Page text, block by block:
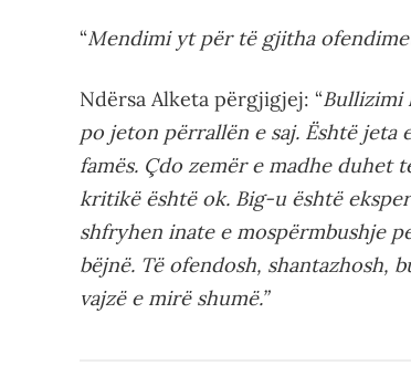
“Mendimi yt për të gjitha
Ndërsa Alketa përgjigjej: “Bullizimi
po jeton përrallën e saj. Është jeta
famës. Çdo zemër e madhe duhet
kritikë është ok. Big-u është
shfryhen inate e mospërmbushje
bëjnë. Të ofendosh, shantazhosh,
vajzë e mirë shumë.”